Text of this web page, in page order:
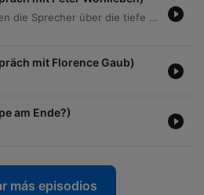
In dieser Episode reflektieren die Sprecher über die tiefe Verbindung zwischen Mensch und Natur, beginnend bei persönlichen Anekdoten zur Tierhaltung bis hin zur philosophischen Bedeutung des Todes. Es wird beleuchtet, wie die Industrialisierung und moderne Forstwirtschaft den Wald als Ökosystem gefährden und die instinktive Bindung des Menschen an seine Umwelt schwächen. Zudem widmet sich das Gespräch der biologischen Komplexität, von der essenziellen Rolle des Mikrobioms für unsere Gesundheit bis hin zur Evolution des Lebens von LUCA bis zum modernen Menschen. Die Diskussion schließt mit Ausblicken auf Astrobiologie und der Frage nach Bewusstsein und Emotionen in der Pflanzen- und Tierwelt.
mit Florence Gaub)
am Ende?)
más episodios